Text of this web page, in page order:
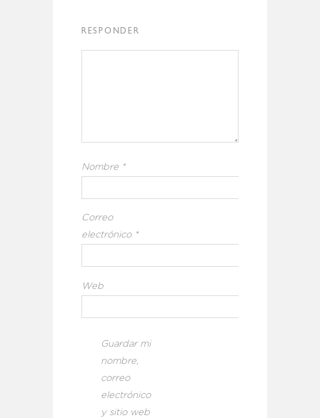
RESPONDER
Nombre *
Correo
electrónico *
Web
Guardar mi
nombre,
correo
electrónico
y sitio web